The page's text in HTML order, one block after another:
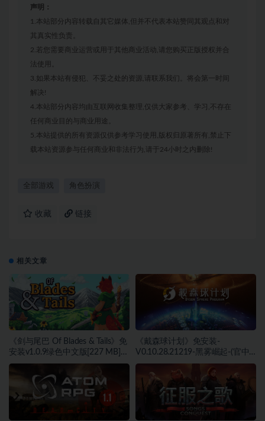
声明：
1.本站部分内容转载自其它媒体,但并不代表本站赞同其观点和对
其真实性负责。
2.若您需要商业运营或用于其他商业活动,请您购买正版授权并合
法使用。
3.如果本站有侵犯、不妥之处的资源,请联系我们。将会第一时间
解决!
4.本站部分内容均由互联网收集整理,仅供大家参考、学习,不存在
任何商业目的与商业用途。
5.本站提供的所有资源仅供参考学习使用,版权归原著所有,禁止下
载本站资源参与任何商业和非法行为,请于24小时之内删除!
全部游戏 角色扮演
收藏 链接
相关文章
《剑与尾巴 Of Blades & Tails》免
安装v1.0.9绿色中文版[227 MB]
[百度网盘]
《戴森球计划》免安装-
V0.10.28.21219-黑雾崛起-(官中)
绿色中文版[4.31 GB][百度网盘]